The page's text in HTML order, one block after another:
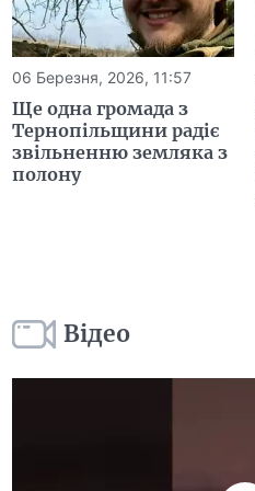
06 Березня, 2026, 11:57
Ще одна громада з
Тернопільщини радіє
звільненню земляка з
полону
Відео